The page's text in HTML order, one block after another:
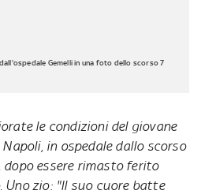
Gemelli in una foto dello scorso 7
le condizioni del giovane
in ospedale dallo scorso
dopo essere rimasto ferito
Uno zio: "Il suo cuore batte